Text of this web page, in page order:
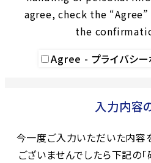
agree, check the
the
Agree - プライバシー
入力内容
今一度ご入力いただいた内容
ございませんでしたら下記の